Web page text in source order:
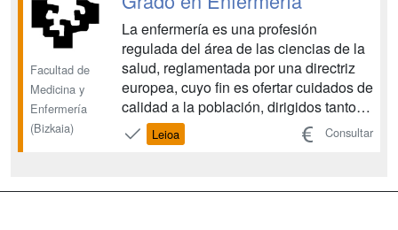
form...
Facultad de
Medicina y
Enfermería
(Bizkaia)
La enfermería es una profesión
regulada del área de las ciencias de la
salud, reglamentada por una directriz
europea, cuyo fin es ofertar cuidados de
calidad a la población, dirigidos tanto a
la promoción de la salud y prevención
de la enfermedad como a la curación o
Leioa Consultar